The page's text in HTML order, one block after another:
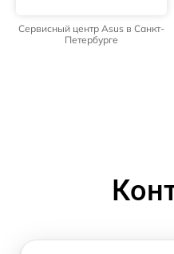
Сервисный центр Asus в Санкт-
Петербурге